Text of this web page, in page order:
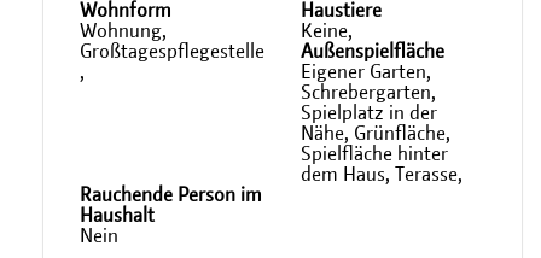
Wohnform
Wohnung,
Großtagespflegestelle
,
Haustiere
Keine,
Außenspielfläche
Eigener Garten,
Schrebergarten,
Spielplatz in der
Nähe, Grünfläche,
Spielfläche hinter
dem Haus, Terasse,
Rauchende Person im
Haushalt
Nein